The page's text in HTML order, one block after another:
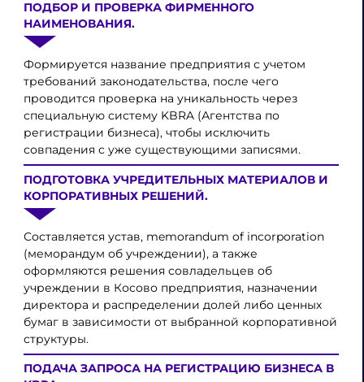
ПОДБОР И ПРОВЕРКА ФИРМЕННОГО
НАИМЕНОВАНИЯ.
Формируется название предприятия с учетом
требований законодательства, после чего
проводится проверка на уникальность через
специальную систему KBRA (Агентства по
регистрации бизнеса), чтобы исключить
совпадения с уже существующими записями.
ПОДГОТОВКА УЧРЕДИТЕЛЬНЫХ МАТЕРИАЛОВ И
КОРПОРАТИВНЫХ РЕШЕНИЙ.
Составляется устав, memorandum of incorporation
(меморандум об учреждении), а также
оформляются решения совладельцев об
учреждении в Косово предприятия, назначении
директора и распределении долей либо ценных
бумаг в зависимости от выбранной корпоративной
структуры.
ПОДАЧА ЗАПРОСА НА РЕГИСТРАЦИЮ БИЗНЕСА В